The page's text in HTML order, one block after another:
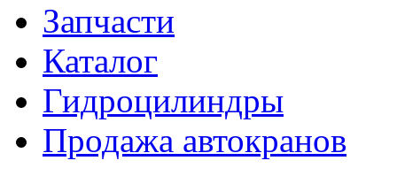
Запчасти
Каталог
Гидроцилиндры
Продажа автокранов